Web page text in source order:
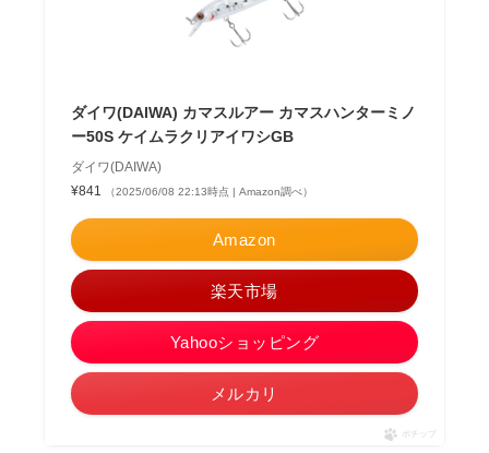
ダイワ(DAIWA) カマスルアー カマスハンターミノ
ー50S ケイムラクリアイワシGB
ダイワ(DAIWA)
¥841
（2025/06/08 22:13時点 | Amazon調べ）
Amazon
楽天市場
Yahooショッピング
メルカリ
ポチップ